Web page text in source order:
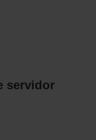
servidor